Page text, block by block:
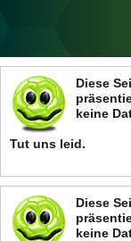
Diese
keine
Tut uns leid.
Diese
keine